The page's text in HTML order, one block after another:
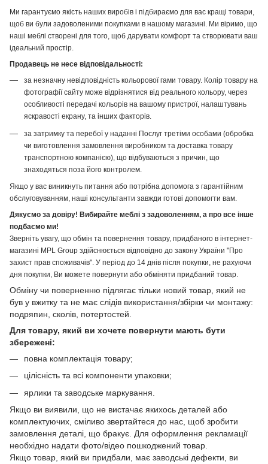
Ми гарантуємо якість наших виробів і підбираємо для вас кращі товари,
щоб ви були задоволеними покупками в нашому магазині. Ми віримо, що
наші меблі створені для того, щоб дарувати комфорт та створювати ваш
ідеальний простір.
Продавець не несе відповідальності:
за незначну невідповідність кольорової гами товару. Колір товару на
фотографії сайту може відрізнятися від реального кольору, через
особливості передачі кольорів на вашому пристрої, налаштувань
яскравості екрану, та інших факторів.
за затримку та перебої у наданні Послуг третіми особами (обробка
чи виготовлення замовлення виробником та доставка товару
транспортною компанією), що відбуваються з причин, що
знаходяться поза його контролем.
Якщо у вас виникнуть питання або потрібна допомога з гарантійним
обслуговуванням, наші консультанти завжди готові допомогти вам.
Дякуємо за довіру! Вибирайте меблі з задоволенням, а про все інше
подбаємо ми!
Зверніть увагу, що обмін та повернення товару, придбаного в інтернет-
магазині MPL Group здійснюється відповідно до закону України "Про
захист прав споживачів". У період до 14 днів після покупки, не рахуючи
дня покупки, Ви можете повернути або обміняти придбаний товар.
Обміну чи поверненню підлягає тільки новий товар, який не
був у вжитку та не має слідів використання/збірки чи монтажу:
подряпин, сколів, потертостей.
Для товару, який ви хочете повернути мають бути
збережені:
повна комплектація товару;
цілісність та всі компоненти упаковки;
ярлики та заводське маркування.
Якщо ви виявили, що не вистачає якихось деталей або
комплектуючих, сміливо звертайтеся до нас, щоб зробити
замовлення деталі, що бракує. Для оформлення рекламації
необхідно надати фото/відео пошкоджений товар.
Якщо товар, який ви придбали, має заводські дефекти, ви